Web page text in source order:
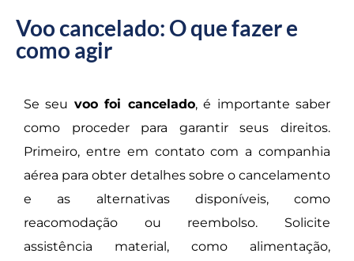
Voo cancelado: O que fazer e
como agir
Se seu voo foi cancelado, é importante saber
como proceder para garantir seus direitos.
Primeiro, entre em contato com a companhia
aérea para obter detalhes sobre o cancelamento
e as alternativas disponíveis, como
reacomodação ou reembolso. Solicite
assistência material, como alimentação,